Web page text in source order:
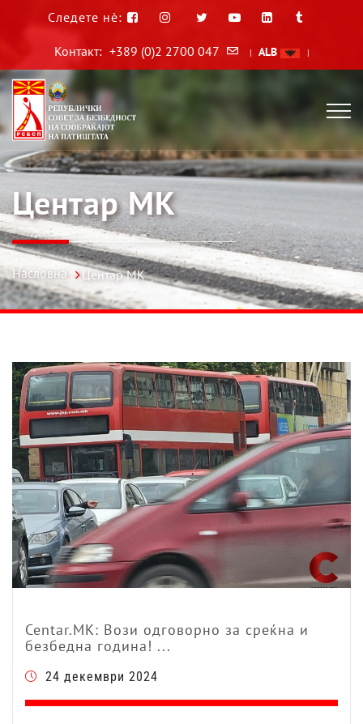
Следете нè:
Контакт: +389 (0)2 2700 047 | ALB |
Центар МК
Насловна Центар МК
Centar.MK: Вози одговорно за среќна и
безбедна година! ...
24 декември 2024